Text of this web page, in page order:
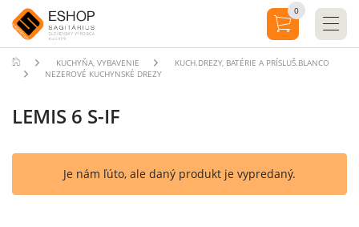
KUCHYŇA, VYBAVENIE
KUCH.DREZY, BATÉRIE A PRÍSLUŠ.BLANCO
NEZEROVÉ KUCHYNSKÉ DREZY
LEMIS 6 S-IF
Je nám ľúto, ale daný produkt je vypredaný.
0